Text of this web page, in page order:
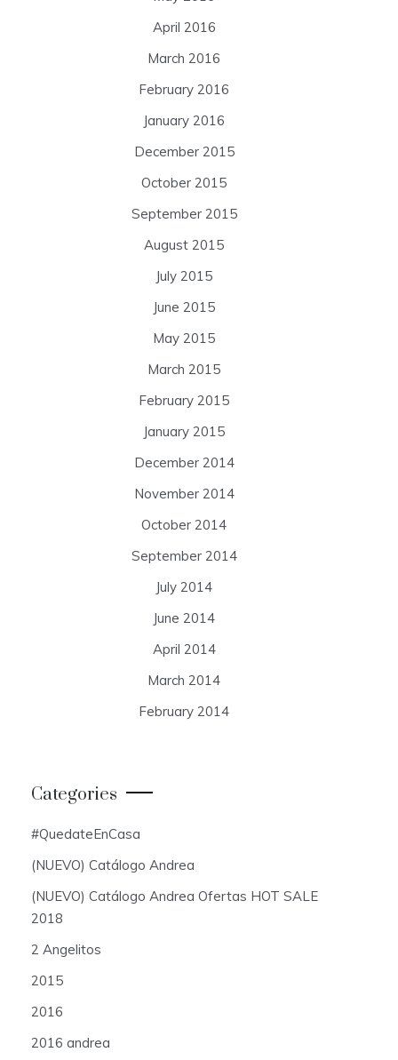
April 2016
March 2016
February 2016
January 2016
December 2015
October 2015
September 2015
August 2015
July 2015
June 2015
May 2015
March 2015
February 2015
January 2015
December 2014
November 2014
October 2014
September 2014
July 2014
June 2014
April 2014
March 2014
February 2014
Categories
#QuedateEnCasa
(NUEVO) Catálogo Andrea
(NUEVO) Catálogo Andrea Ofertas HOT SALE
2018
2 Angelitos
2015
2016
2016 andrea